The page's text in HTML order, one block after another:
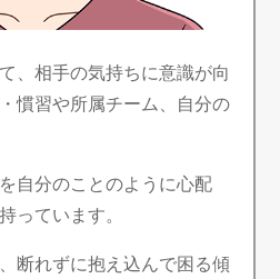
、相手の気持ちに意識が向
慣習や所属チーム、自分の
自分のことのように心配
っています。
断れずに抱え込んで困る傾